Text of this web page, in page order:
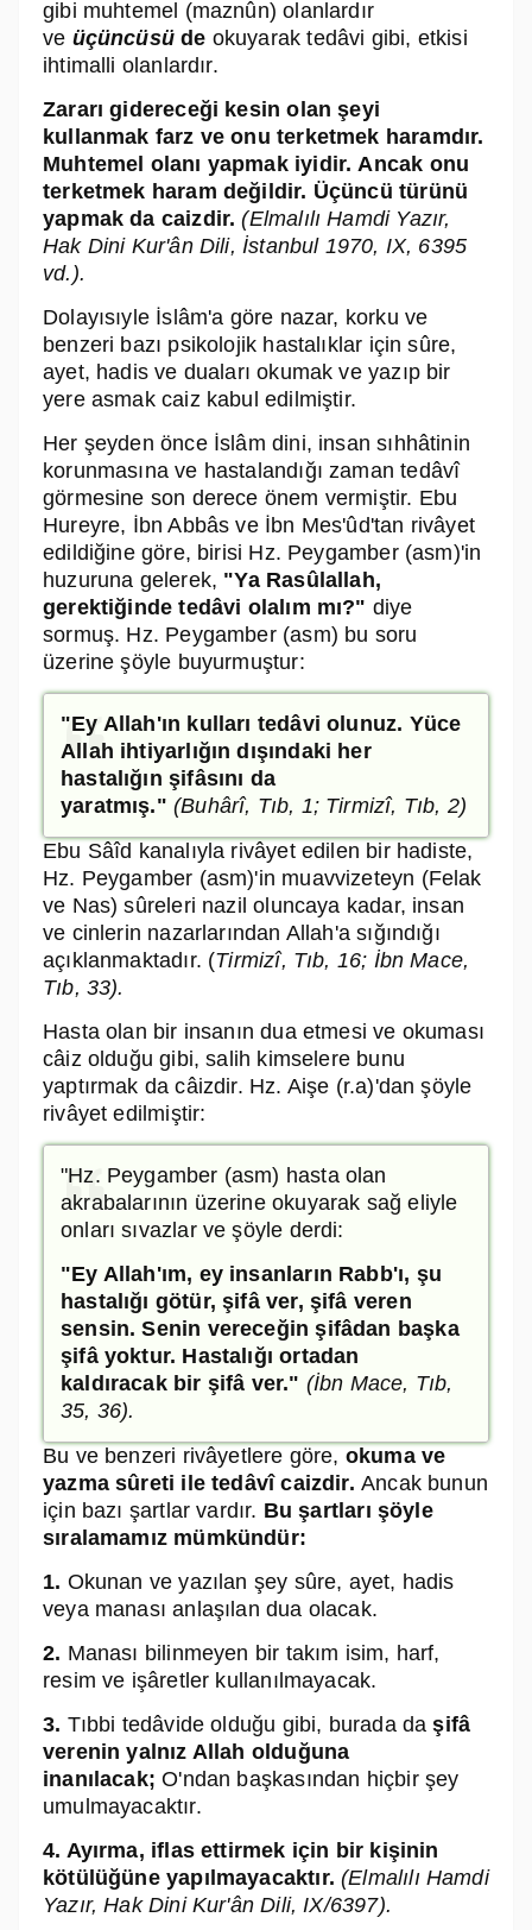
gibi muhtemel (maznûn) olanlardır
ve üçüncüsüde okuyarak tedâvi gibi, etkisi
ihtimalli olanlardır.
Zararı gidereceği kesin olan şeyi
kullanmak farz ve onu terketmek haramdır.
Muhtemel olanı yapmak iyidir. Ancak onu
terketmek haram değildir. Üçüncü türünü
yapmak da caizdir. (Elmalılı Hamdi Yazır,
Hak Dini Kur'ân Dili, İstanbul 1970, IX, 6395
vd.).
Dolayısıyle İslâm'a göre nazar, korku ve
benzeri bazı psikolojik hastalıklar için sûre,
ayet, hadis ve duaları okumak ve yazıp bir
yere asmak caiz kabul edilmiştir.
Her şeyden önce İslâm dini, insan sıhhâtinin
korunmasına ve hastalandığı zaman tedâvî
görmesine son derece önem vermiştir. Ebu
Hureyre, İbn Abbâs ve İbn Mes'ûd'tan rivâyet
edildiğine göre, birisi Hz. Peygamber (asm)'in
huzuruna gelerek, "Ya Rasûlallah,
gerektiğinde tedâvi olalım mı?" diye
sormuş. Hz. Peygamber (asm) bu soru
üzerine şöyle buyurmuştur:
"Ey Allah'ın kulları tedâvi olunuz. Yüce
Allah ihtiyarlığın dışındaki her
hastalığın şifâsını da
yaratmış." (Buhârî, Tıb, 1; Tirmizî, Tıb, 2)
Ebu Sâîd kanalıyla rivâyet edilen bir hadiste,
Hz. Peygamber (asm)'in muavvizeteyn (Felak
ve Nas) sûreleri nazil oluncaya kadar, insan
ve cinlerin nazarlarından Allah'a sığındığı
açıklanmaktadır. (Tirmizî, Tıb, 16; İbn Mace,
Tıb, 33).
Hasta olan bir insanın dua etmesi ve okuması
câiz olduğu gibi, salih kimselere bunu
yaptırmak da câizdir. Hz. Aişe (r.a)'dan şöyle
rivâyet edilmiştir:
"Hz. Peygamber (asm) hasta olan
akrabalarının üzerine okuyarak sağ eliyle
onları sıvazlar ve şöyle derdi:
"Ey Allah'ım, ey insanların Rabb'ı, şu
hastalığı götür, şifâ ver, şifâ veren
sensin. Senin vereceğin şifâdan başka
şifâ yoktur. Hastalığı ortadan
kaldıracak bir şifâ ver." (İbn Mace, Tıb,
35, 36).
Bu ve benzeri rivâyetlere göre, okuma ve
yazma sûreti ile tedâvî caizdir.Ancak bunun
için bazı şartlar vardır. Bu şartları şöyle
sıralamamız mümkündür:
1. Okunan ve yazılan şey sûre, ayet, hadis
veya manası anlaşılan dua olacak.
2. Manası bilinmeyen bir takım isim, harf,
resim ve işâretler kullanılmayacak.
3. Tıbbi tedâvide olduğu gibi, burada daşifâ
verenin yalnız Allah olduğuna
inanılacak;O'ndan başkasından hiçbir şey
umulmayacaktır.
4. Ayırma, iflas ettirmek için bir kişinin
kötülüğüne yapılmayacaktır. (Elmalılı Hamdi
Yazır, Hak Dini Kur'ân Dili, IX/6397).